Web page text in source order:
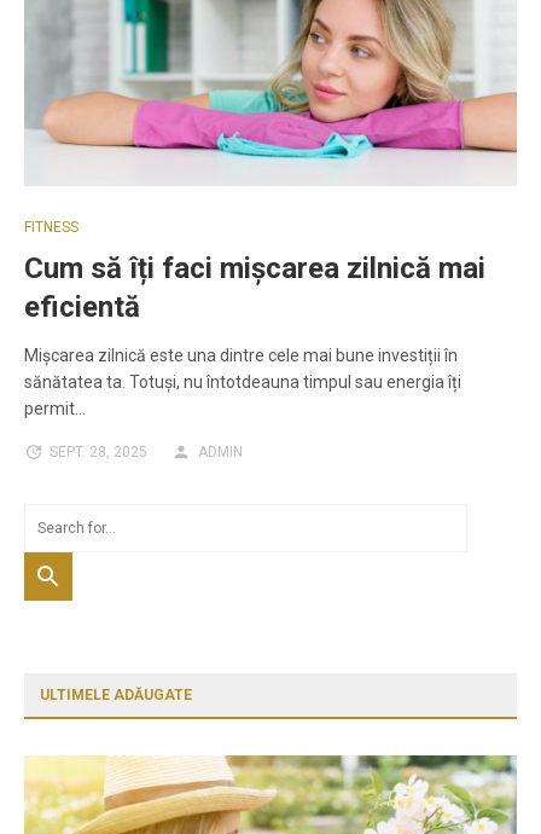
FITNESS
Cum să îți faci mișcarea zilnică mai
eficientă
Mișcarea zilnică este una dintre cele mai bune investiții în
sănătatea ta. Totuși, nu întotdeauna timpul sau energia îți
permit…
SEPT. 28, 2025 ADMIN
ULTIMELE ADĂUGATE